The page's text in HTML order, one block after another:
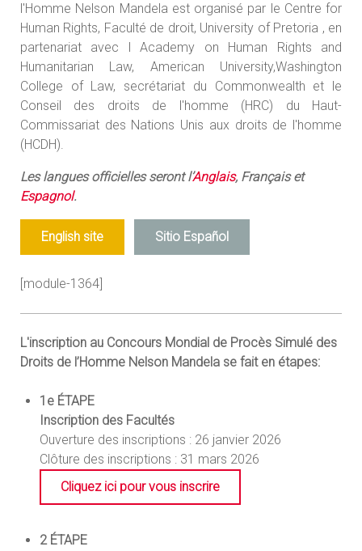
l'Homme Nelson Mandela est organisé par le Centre for
Human Rights, Faculté de droit, University of Pretoria , en
partenariat avec l Academy on Human Rights and
Humanitarian Law, American University,Washington
College of Law, secrétariat du Commonwealth et le
Conseil des droits de l'homme (HRC) du Haut-
Commissariat des Nations Unis aux droits de l'homme
(HCDH).
Les langues officielles seront l’Anglais, Français et
Espagnol.
English site Sitio Español
[module-1364]
L'inscription au Concours Mondial de Procès Simulé des
Droits de l’Homme Nelson Mandela se fait en étapes:
1e ÉTAPE
Inscription des Facultés
Ouverture des inscriptions : 26 janvier 2026
Clôture des inscriptions : 31 mars 2026
Cliquez ici pour vous inscrire
2 ÉTAPE